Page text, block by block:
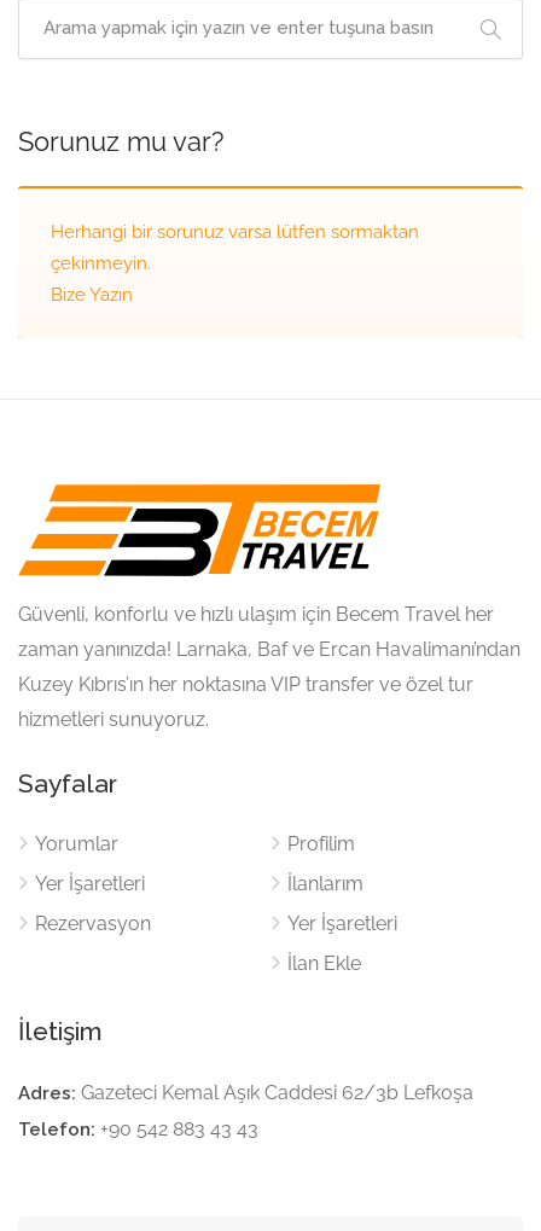
Sorunuz mu var?
Herhangi bir sorunuz varsa lütfen sormaktan
çekinmeyin.
Bize Yazın
Güvenli, konforlu ve hızlı ulaşım için Becem Travel her
zaman yanınızda! Larnaka, Baf ve Ercan Havalimanı’ndan
Kuzey Kıbrıs’ın her noktasına VIP transfer ve özel tur
hizmetleri sunuyoruz.
Sayfalar
Yorumlar
Yer İşaretleri
Rezervasyon
Profilim
İlanlarım
Yer İşaretleri
İlan Ekle
İletişim
Adres: Gazeteci Kemal Aşık Caddesi 62/3b Lefkoşa
Telefon: +90 542 883 43 43